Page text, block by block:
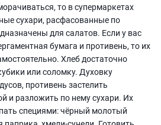
то в супермаркетах
сухари, расфасованные по
для салатов. Если у вас
бумага и противень, то их
Хлеб достаточно
или соломку. Духовку
противень застелить
и разложить по нему сухари. Их
специями: чёрный молотый